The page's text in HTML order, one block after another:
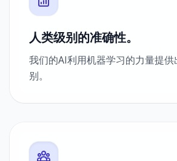
人类级别的准确性。
我们的AI利用机器学习的力量提供
别。